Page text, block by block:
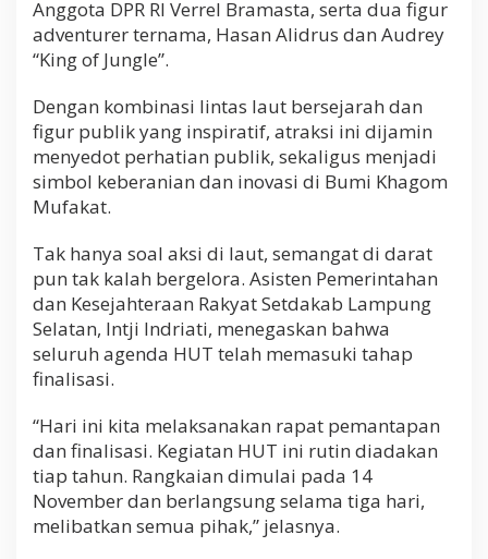
Anggota DPR RI Verrel Bramasta, serta dua figur
adventurer ternama, Hasan Alidrus dan Audrey
“King of Jungle”.
Dengan kombinasi lintas laut bersejarah dan
figur publik yang inspiratif, atraksi ini dijamin
menyedot perhatian publik, sekaligus menjadi
simbol keberanian dan inovasi di Bumi Khagom
Mufakat.
Tak hanya soal aksi di laut, semangat di darat
pun tak kalah bergelora. Asisten Pemerintahan
dan Kesejahteraan Rakyat Setdakab Lampung
Selatan, Intji Indriati, menegaskan bahwa
seluruh agenda HUT telah memasuki tahap
finalisasi.
“Hari ini kita melaksanakan rapat pemantapan
dan finalisasi. Kegiatan HUT ini rutin diadakan
tiap tahun. Rangkaian dimulai pada 14
November dan berlangsung selama tiga hari,
melibatkan semua pihak,” jelasnya.